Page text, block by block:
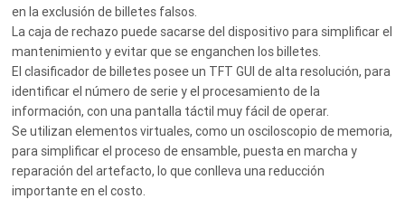
en la exclusión de billetes falsos.
La caja de rechazo puede sacarse del dispositivo para simplificar el
mantenimiento y evitar que se enganchen los billetes.
El clasificador de billetes posee un TFT GUI de alta resolución, para
identificar el número de serie y el procesamiento de la
información, con una pantalla táctil muy fácil de operar.
Se utilizan elementos virtuales, como un osciloscopio de memoria,
para simplificar el proceso de ensamble, puesta en marcha y
reparación del artefacto, lo que conlleva una reducción
importante en el costo.